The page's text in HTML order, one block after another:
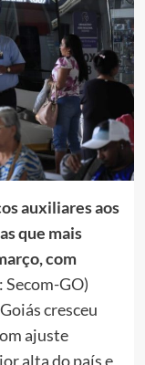
auxiliares aos
que mais
com
Secom-GO)
cresceu
ajuste
alta do país e